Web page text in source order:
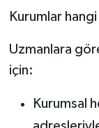
Kurumlar
Uzmanlara
için:
Kurumsal